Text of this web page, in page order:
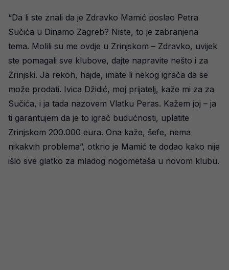
“Da li ste znali da je Zdravko Mamić poslao Petra
Sučića u Dinamo Zagreb? Niste, to je zabranjena
tema. Molili su me ovdje u Zrinjskom – Zdravko, uvijek
ste pomagali sve klubove, dajte napravite nešto i za
Zrinjski. Ja rekoh, hajde, imate li nekog igrača da se
može prodati. Ivica Džidić, moj prijatelj, kaže mi za za
Sučića, i ja tada nazovem Vlatku Peras. Kažem joj – ja
ti garantujem da je to igrač budućnosti, uplatite
Zrinjskom 200.000 eura. Ona kaže, šefe, nema
nikakvih problema”, otkrio je Mamić te dodao kako nije
išlo sve glatko za mladog nogometaša u novom klubu.